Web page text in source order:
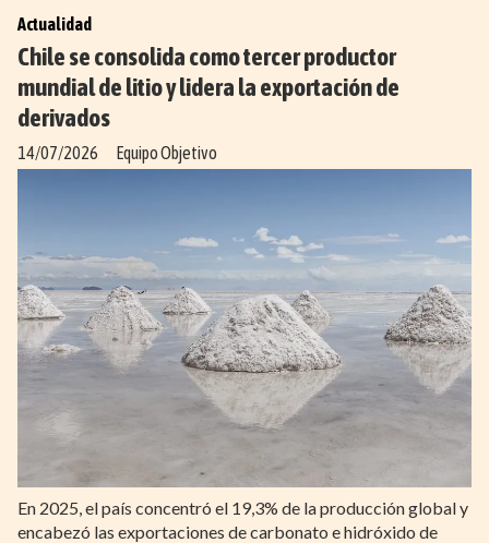
Chile se consolida como tercer productor
mundial de litio y lidera la exportación de
derivados
Equipo Objetivo
Actualidad
14/07/2026
En 2025, el país concentró el 19,3% de la producción global y
encabezó las exportaciones de carbonato e hidróxido de